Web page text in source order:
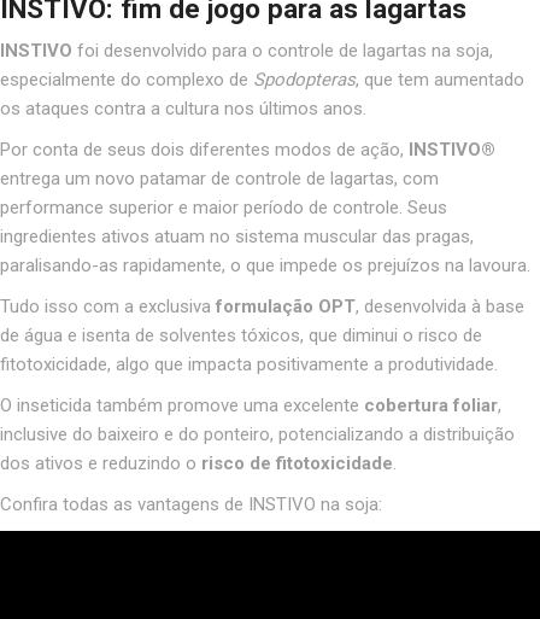
INSTIVO: fim de jogo para as lagartas
INSTIVO foi desenvolvido para o controle de lagartas na soja,
especialmente do complexo de Spodopteras, que tem aumentado
os ataques contra a cultura nos últimos anos.
Por conta de seus dois diferentes modos de ação, INSTIVO®
entrega um novo patamar de controle de lagartas, com
performance superior e maior período de controle. Seus
ingredientes ativos atuam no sistema muscular das pragas,
paralisando-as rapidamente, o que impede os prejuízos na lavoura.
Tudo isso com a exclusiva formulação OPT, desenvolvida à base
de água e isenta de solventes tóxicos, que diminui o risco de
fitotoxicidade, algo que impacta positivamente a produtividade.
O inseticida também promove uma excelente cobertura foliar,
inclusive do baixeiro e do ponteiro, potencializando a distribuição
dos ativos e reduzindo o risco de fitotoxicidade.
Confira todas as vantagens de INSTIVO na soja: